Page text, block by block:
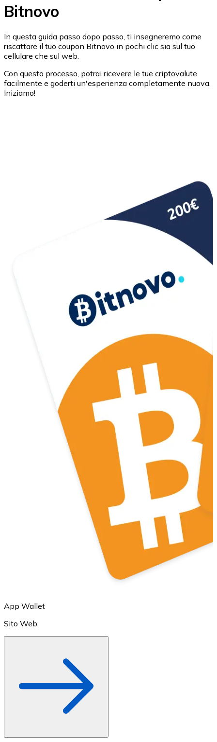
BTC
Vedi tutto
Acquista criptovalute in contanti e altri mezzi di
Acquista con contanti
Bonifico SEPA
Aggiungi fondi al tuo conto Bitnovo o fai acquisti
Bitnovo
In questa guida passo dopo passo, ti insegneremo come
riscattare il tuo coupon Bitnovo in pochi clic sia sul tuo
cellulare che sul web.
Con questo processo, potrai ricevere le tue criptovalute
facilmente e goderti un'esperienza completamente nuova.
Iniziamo!
App Wallet
Sito Web